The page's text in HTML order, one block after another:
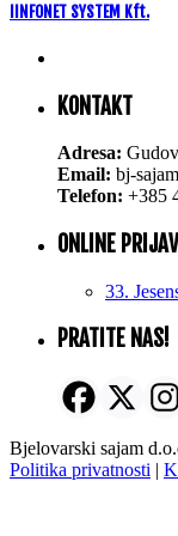
IINFONET SYSTEM Kft.
KONTAKT
Adresa:
Email: bj-
Telefon: +385
ONLINE
33.
PRATITE NAS!
Bjelovarski sajam
Politika privatnosti |